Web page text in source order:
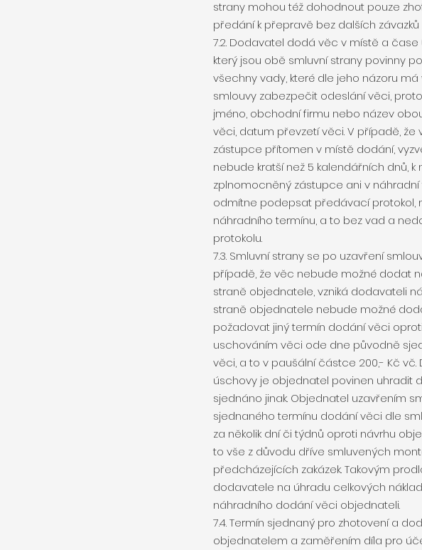
strany mohou též dohodnout pouze
předání k přepravě bez dalších
7.2. Dodavatel dodá věc v místě a
který jsou obě smluvní strany povinny
všechny vady, které dle jeho názoru
smlouvy zabezpečit odeslání věci,
jméno, obchodní firmu nebo název
věci, datum převzetí věci. V případě,
zástupce přítomen v místě dodání,
nebude kratší než 5 kalendářních dnů,
zplnomocněný zástupce ani v
odmítne podepsat předávací protokol,
náhradního termínu, a to bez vad a
protokolu.
7.3. Smluvní strany se po uzavření
případě, že věc nebude možné dodat
straně objednatele, vzniká dodavateli
straně objednatele nebude možné
požadovat jiný termín dodání věci
uschováním věci ode dne původně
věci, a to v paušální částce 200,- Kč vč.
úschovy je objednatel povinen uhradit
sjednáno jinak. Objednatel uzavřením
sjednaného termínu dodání věci dle
za několik dní či týdnů oproti návrhu
to vše z důvodu dříve smluvených
předcházejících zakázek. Takovým
dodavatele na úhradu celkových
náhradního dodání věci objednateli.
7.4. Termín sjednaný pro zhotovení a
objednatelem a zaměřením díla pro